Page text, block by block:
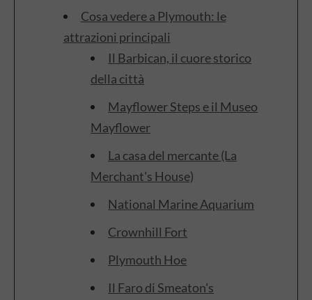
Cosa vedere a Plymouth: le
attrazioni principali
Il Barbican, il cuore storico
della città
Mayflower Steps e il Museo
Mayflower
La casa del mercante (La
Merchant's House)
National Marine Aquarium
Crownhill Fort
Plymouth Hoe
Il Faro di Smeaton's